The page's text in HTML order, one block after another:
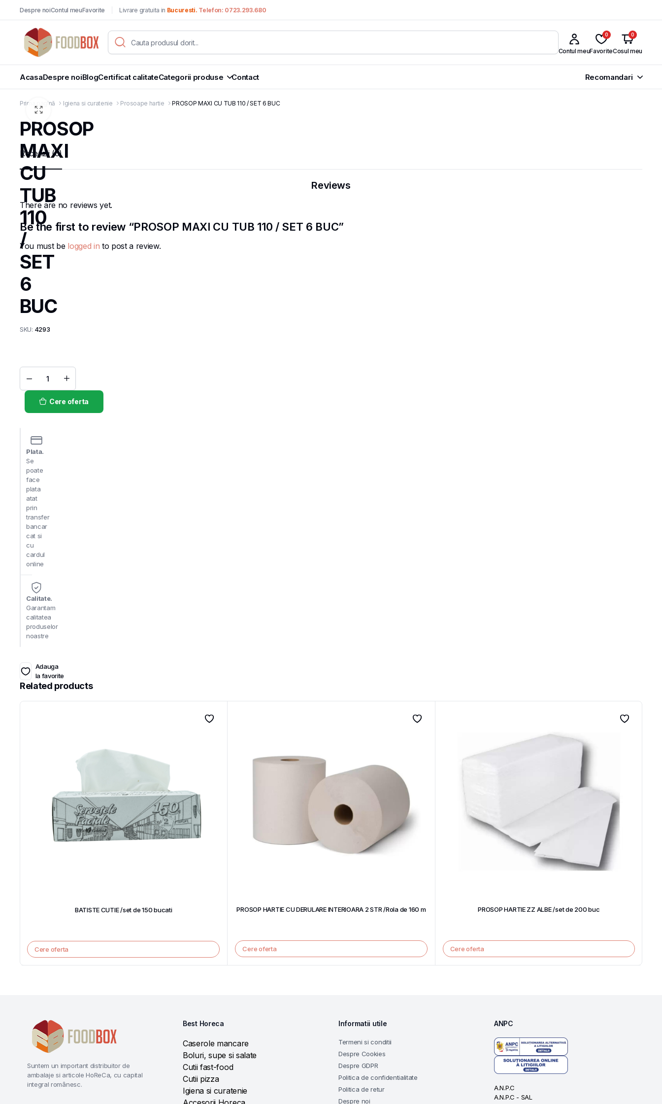
Despre noiContul meuFavorite Livrare gratuita in Bucuresti. Telefon: 0723.293.680
Contul meu
0
Favorite
0
Cosul meu
AcasaDespre noiBlogCertificat calitateCategorii produse Contact Recomandari
Prima pagină Igiena si curatenie Prosoape hartie PROSOP MAXI CU TUB 110 / SET 6 BUC
PROSOP
MAXI
CU
TUB
110
/
SET
6
BUC
SKU: 4293
PROSOP
MAXI
CU
110 /
SET 6
quantity
Cere oferta
Plata.
Se
poate
face
plata
atat
prin
transfer
bancar
cat si
cu
cardul
online
Calitate.
Garantam
calitatea
produselor
noastre
Adauga
la favorite
Recenzii (0)
Reviews
There are no reviews yet.
Be the first to review “PROSOP MAXI CU TUB 110 / SET 6 BUC”
You must be logged in to post a review.
Related products
BATISTE CUTIE /set de 150 bucati
Cere oferta
PROSOP HARTIE CU DERULARE INTERIOARA 2 STR /Rola de 160 m
Cere oferta
PROSOP HARTIE ZZ ALBE /set de 200 buc
Cere oferta
Suntem un important distribuitor de
ambalaje si articole HoReCa, cu capital
integral românesc.
Best Horeca
Caserole mancare
Boluri, supe si salate
Cutii fast-food
Cutii pizza
Igiena si curatenie
Informatii utile
Termeni si conditii
Despre Cookies
Despre GDPR
Politica de confidentialitate
Politica de retur
Despre noi
ANPC
A.N.P.C
A.N.P.C - SAL